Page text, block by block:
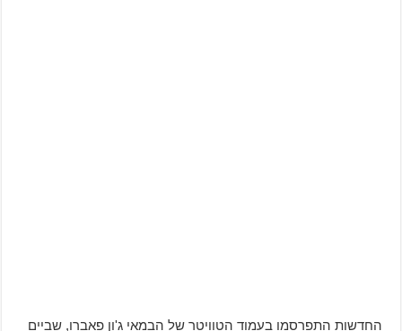
החדשות התפרסמו בעמוד הטוויטר של הבמאי ג'ון פאברו, שביים